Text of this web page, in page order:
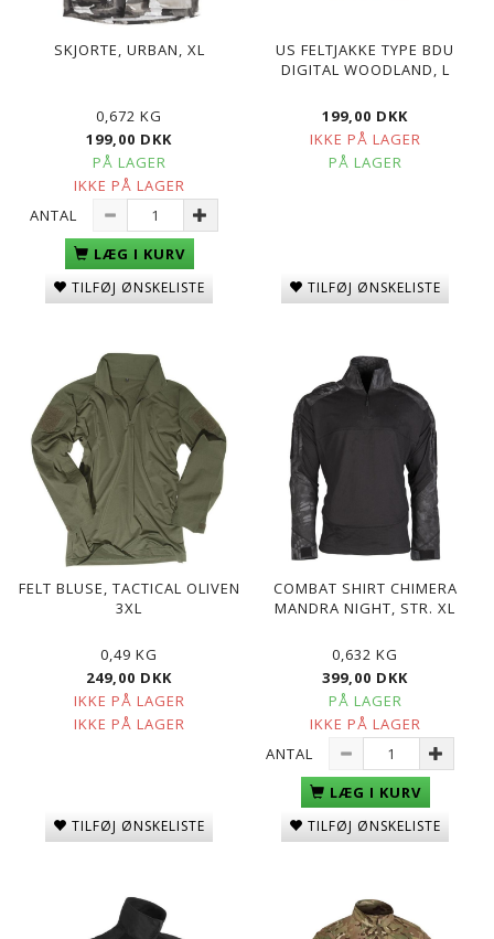
SKJORTE, URBAN, XL
0,672 KG
199,00 DKK
PÅ LAGER
IKKE PÅ LAGER
ANTAL
LÆG I KURV
TILFØJ ØNSKELISTE
US FELTJAKKE TYPE BDU
DIGITAL WOODLAND, L
199,00 DKK
IKKE PÅ LAGER
PÅ LAGER
TILFØJ ØNSKELISTE
FELT BLUSE, TACTICAL OLIVEN
3XL
0,49 KG
249,00 DKK
IKKE PÅ LAGER
IKKE PÅ LAGER
TILFØJ ØNSKELISTE
COMBAT SHIRT CHIMERA
MANDRA NIGHT, STR. XL
0,632 KG
399,00 DKK
PÅ LAGER
IKKE PÅ LAGER
ANTAL
LÆG I KURV
TILFØJ ØNSKELISTE